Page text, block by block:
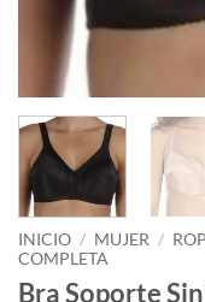
INICIO / MUJER /
COMPLETA
Bra Soporte